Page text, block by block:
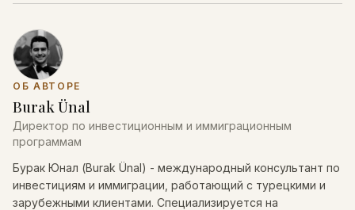
ОБ АВТОРЕ
Burak Ünal
Директор по инвестиционным и иммиграционным
программам
Бурак Юнал (Burak Ünal) - международный консультант по
инвестициям и иммиграции, работающий с турецкими и
зарубежными клиентами. Специализируется на